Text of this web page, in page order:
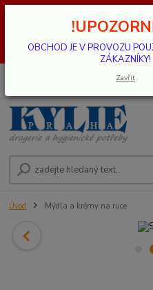
OBCHOD JE V
SMLUVNÍ
Úvod Mýdla a krémy na ruce
OBCHOD JE V PROVOZU
ZÁKAZNÍKY!
Zavřít